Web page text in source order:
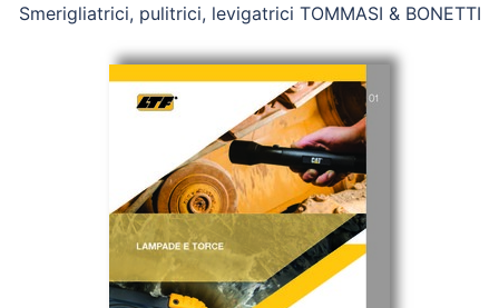
Smerigliatrici, pulitrici, levigatrici TOMMASI & BONETTI